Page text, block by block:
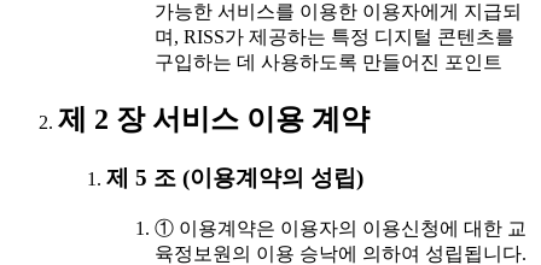
가능한 서비스를 이용한 이용자에게 지급되
며, RISS가 제공하는 특정 디지털 콘텐츠를
구입하는 데 사용하도록 만들어진 포인트
제 2 장 서비스 이용 계약
제 5 조 (이용계약의 성립)
① 이용계약은 이용자의 이용신청에 대한 교
육정보원의 이용 승낙에 의하여 성립됩니다.